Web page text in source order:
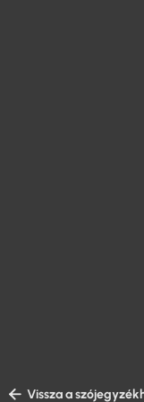
 Vissza a